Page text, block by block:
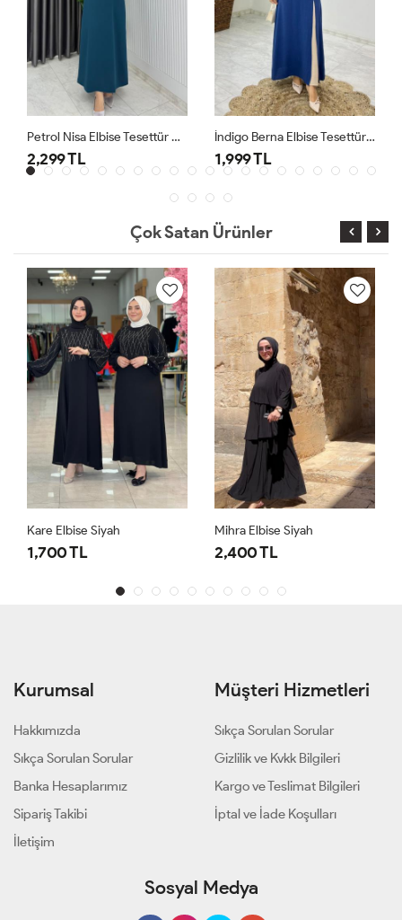
Petrol Nisa Elbise Tesettür Giyim
2,299 TL
İndigo Berna Elbise Tesettür Giyim
1,999 TL
Çok Satan Ürünler
Kare Elbise Siyah
1,700 TL
Mihra Elbise Siyah
2,400 TL
Kurumsal
Hakkımızda
Sıkça Sorulan Sorular
Banka Hesaplarımız
Sipariş Takibi
İletişim
Müşteri Hizmetleri
Sıkça Sorulan Sorular
Gizlilik ve Kvkk Bilgileri
Kargo ve Teslimat Bilgileri
İptal ve İade Koşulları
Sosyal Medya